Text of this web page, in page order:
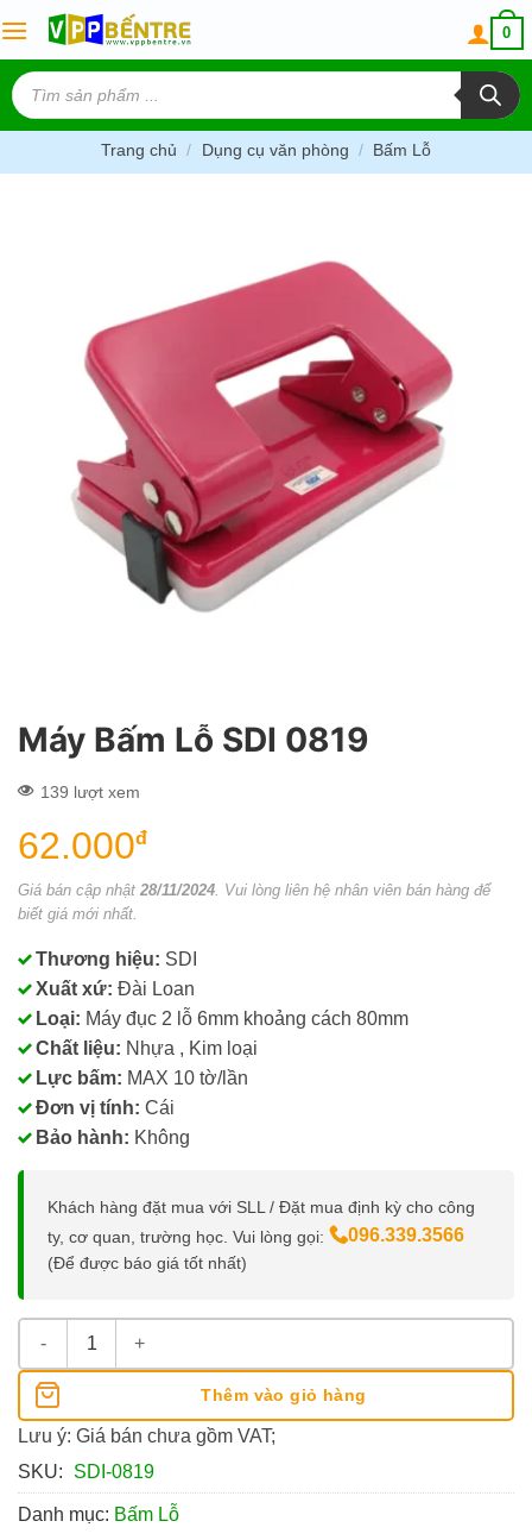
to
content
0
Tìm
kiếm
sản
phẩm
Trang chủ / Dụng cụ văn phòng / Bấm Lỗ
Máy Bấm Lỗ SDI 0819
139 lượt xem
62.000đ
Giá bán cập nhật 28/11/2024 . Vui lòng liên hệ nhân viên bán hàng để
biết giá mới nhất.
Thương hiệu: SDI
Xuất xứ: Đài Loan
Loại: Máy đục 2 lỗ 6mm khoảng cách 80mm
Chất liệu: Nhựa , Kim loại
Lực bấm: MAX 10 tờ/lần
Đơn vị tính: Cái
Bảo hành: Không
Khách hàng đặt mua với SLL / Đặt mua định kỳ cho công
ty, cơ quan, trường học. Vui lòng gọi:
096.339.3566
(Để được báo giá tốt nhất)
Máy Bấm Lỗ SDI 0819 số lượng
Thêm vào giỏ hàng
Lưu ý: Giá bán chưa gồm VAT;
SKU:
SDI-0819
Danh mục: Bấm Lỗ